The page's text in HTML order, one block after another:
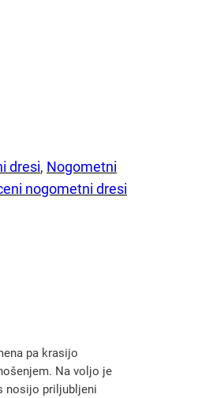
dresi, Nogometni
nogometni dresi
pa krasijo
Na voljo je
nosijo priljubljeni